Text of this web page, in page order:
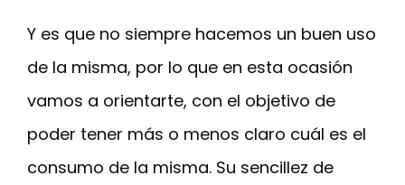
Y es que no siempre hacemos un buen uso
de la misma, por lo que en esta ocasión
vamos a orientarte, con el objetivo de
poder tener más o menos claro cuál es el
consumo de la misma. Su sencillez de